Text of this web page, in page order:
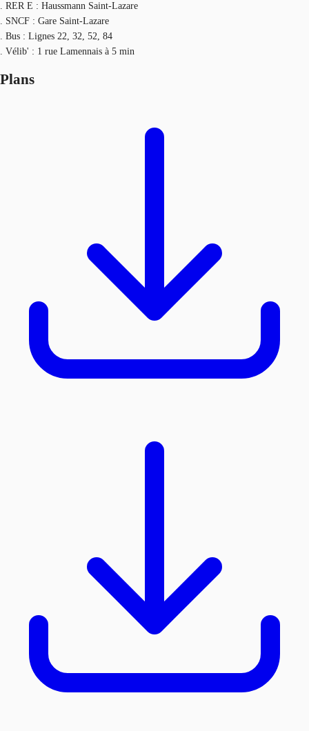
. RER E : Haussmann Saint-Lazare
. SNCF : Gare Saint-Lazare
. Bus : Lignes 22, 32, 52, 84
. Vélib' : 1 rue Lamennais à 5 min
Plans